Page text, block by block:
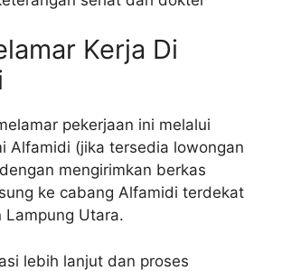
Kerja Di
pekerjaan ini melalui
Alfamidi (jika tersedia lowongan
mengirimkan berkas
ke cabang Alfamidi terdekat
Lampung Utara.
lebih lanjut dan proses